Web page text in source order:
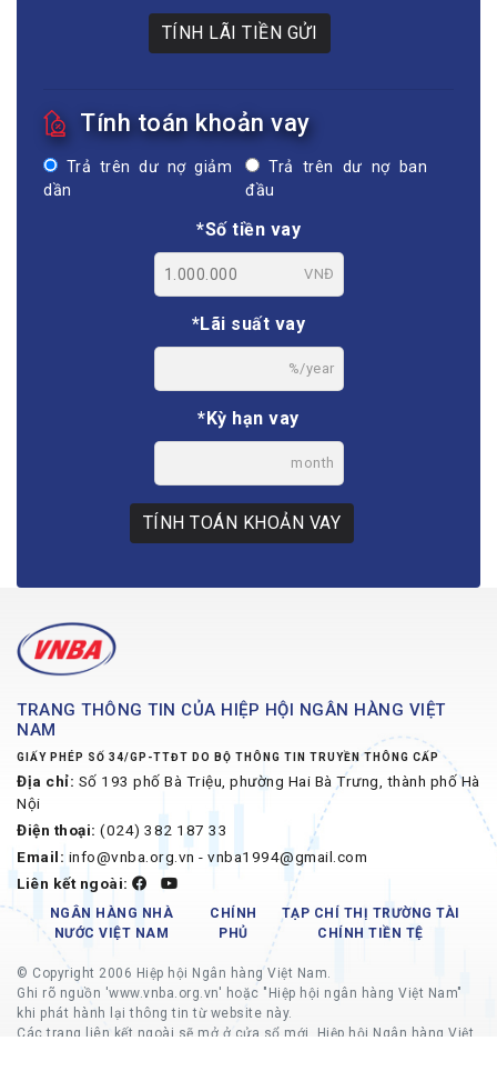
TÍNH LÃI TIỀN GỬI
Tính toán khoản vay
Trả trên dư nợ giảm
dần
Trả trên dư nợ ban
đầu
*Số tiền vay
VNĐ
*Lãi suất vay
%/year
*Kỳ hạn vay
month
TÍNH TOÁN KHOẢN VAY
TRANG THÔNG TIN CỦA HIỆP HỘI NGÂN HÀNG VIỆT
NAM
GIẤY PHÉP SỐ 34/GP-TTĐT DO BỘ THÔNG TIN TRUYỀN THÔNG CẤP
Địa chỉ: Số 193 phố Bà Triệu, phường Hai Bà Trưng, thành phố Hà
Nội
Điện thoại: (024) 382 187 33
Email: info@vnba.org.vn - vnba1994@gmail.com
Liên kết ngoài:
NGÂN HÀNG NHÀ
NƯỚC VIỆT NAM
CHÍNH
PHỦ
TẠP CHÍ THỊ TRƯỜNG TÀI
CHÍNH TIỀN TỆ
© Copyright 2006 Hiệp hội Ngân hàng Việt Nam.
Ghi rõ nguồn 'www.vnba.org.vn' hoặc "Hiệp hội ngân hàng Việt Nam"
khi phát hành lại thông tin từ website này.
Các trang liên kết ngoài sẽ mở ở cửa sổ mới, Hiệp hội Ngân hàng Việt